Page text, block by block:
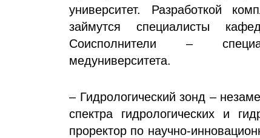
университет. Разработкой
займутся специалисты
Соисполнители –
медуниверситета.
– Гидрологический зонд –
спектра гидрологических и
проректор по научно-